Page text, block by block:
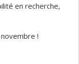
en recherche,
!